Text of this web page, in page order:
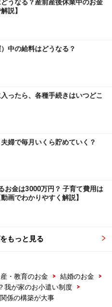
うなる？産前産後休業中のお金
説】
中の給料はどうなる？
ったら、各種手続きはいつどこ
婦で毎月いくら貯めていく？
お金は3000万円？ 子育て費用は
画でわかりやすく解説】
もっと見る
・教育のお金 > 結婚のお金
>
我が家のお小遣い制度
>
係の構築が大事